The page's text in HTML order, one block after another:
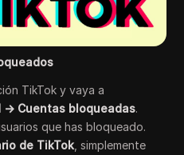
TikTok y vaya a
Cuentas bloqueadas.
que has bloqueado.
de TikTok , simplemente